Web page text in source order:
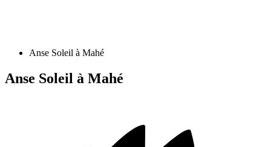
Anse Soleil à Mahé
Anse Soleil à Mahé